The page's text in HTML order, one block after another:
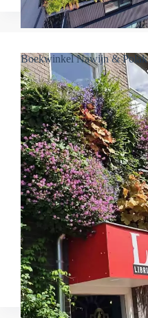
Boekwinkel Nawijn & Polak